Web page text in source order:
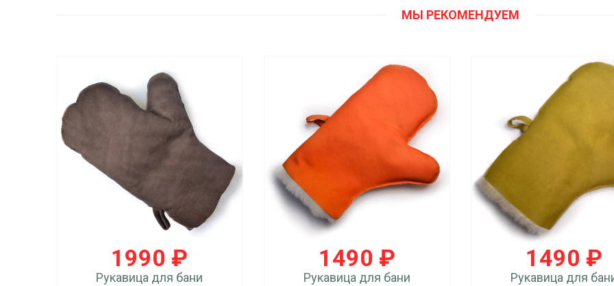
МЫ РЕКОМЕНДУЕМ
1990 ₽
Рукавица для бани
1490 ₽
Рукавица для бани
1490 ₽
Рукавица для